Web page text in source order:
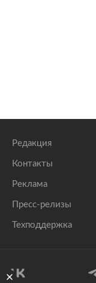
Редакция
Контакты
Реклама
Пресс-релизы
Техподдержка